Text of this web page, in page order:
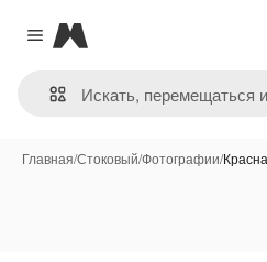
Close menu
Magnific
Главная/Стоковый/Фотографии/